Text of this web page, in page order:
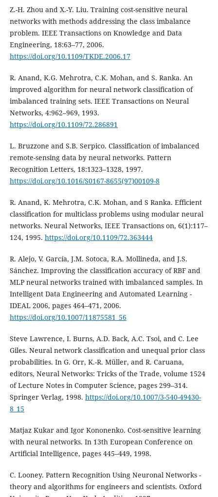
Z.-H. Zhou and X.-Y. Liu. Training cost-sensitive neural
networks with methods addressing the class imbalance
problem. IEEE Transactions on Knowledge and Data
Engineering, 18:63–77, 2006.
https://doi.org/10.1109/TKDE.2006.17
R. Anand, K.G. Mehrotra, C.K. Mohan, and S. Ranka. An
improved algorithm for neural network classification of
imbalanced training sets. IEEE Transactions on Neural
Networks, 4:962–969, 1993.
https://doi.org/10.1109/72.286891
L. Bruzzone and S.B. Serpico. Classification of imbalanced
remote-sensing data by neural networks. Pattern
Recognition Letters, 18:1323–1328, 1997.
https://doi.org/10.1016/S0167-8655(97)00109-8
R. Anand, K. Mehrotra, C.K. Mohan, and S Ranka. Efficient
classification for multiclass problems using modular neural
networks. Neural Networks, IEEE Transactions on, 6(1):117–
124, 1995. https://doi.org/10.1109/72.363444
R. Alejo, V. García, J.M. Sotoca, R.A. Mollineda, and J.S.
Sánchez. Improving the classification accuracy of RBF and
MLP neural networks trained with imbalanced samples. In
Intelligent Data Engineering and Automated Learning -
IDEAL 2006, pages 464–471, 2006.
https://doi.org/10.1007/11875581_56
Steve Lawrence, I. Burns, A.D. Back, A.C. Tsoi, and C. Lee
Giles. Neural network classification and unequal prior class
probabilities. In G. Orr, K.-R. Müller, and R. Caruana,
editors, Neural Networks: Tricks of the Trade, volume 1524
of Lecture Notes in Computer Science, pages 299–314.
Springer Verlag, 1998. https://doi.org/10.1007/3-540-49430-
8_15
Matjaz Kukar and Igor Kononenko. Cost-sensitive learning
with neural networks. In 13th European Conference on
Artificial Intelligence, pages 445–449, 1998.
C. Looney. Pattern Recognition Using Neuronal Networks -
theory and algorithms for engineers and scientists. Oxford